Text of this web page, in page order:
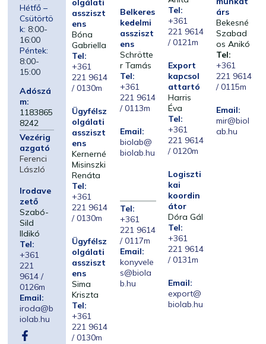
Hétfő –
Csütörtö
k: 8:00-
16:00
Péntek:
8:00-
15:00
Adószá
m:
1183865
8242
Vezérig
azgató
Ferenci
László
Irodave
zető
Szabó-
Sild
Ildikó
Tel:
+361
221
9614 /
0126m
Email:
iroda@b
iolab.hu
olgálati
assziszt
ens
Bóna
Gabriella
Tel:
+361
221 9614
/ 0130m
Ügyfélsz
olgálati
assziszt
ens
Kernerné
Misinszki
Renáta
Tel:
+361
221 9614
/ 0130m
Ügyfélsz
olgálati
assziszt
ens
Sima
Kriszta
Tel:
+361
221 9614
/ 0130m
Belkeres
kedelmi
assziszt
ens
Schrötte
r Tamás
Tel:
+361
221 9614
/ 0113m
Email:
biolab@
biolab.hu
Tel:
+361
221 9614
/ 0117m
Email:
konyvele
s@biola
b.hu
Tel:
+361
221 9614
/ 0121m
Export
kapcsol
attartó
Harris
Éva
Tel:
+361
221 9614
/ 0120m
Logiszti
kai
koordin
átor
Dóra Gál
Tel:
+361
221 9614
/ 0131m
Email:
export@
biolab.hu
árs
Bekesné
Szabad
os Anikó
Tel:
+361
221 9614
/ 0115m
Email:
mir@biol
ab.hu